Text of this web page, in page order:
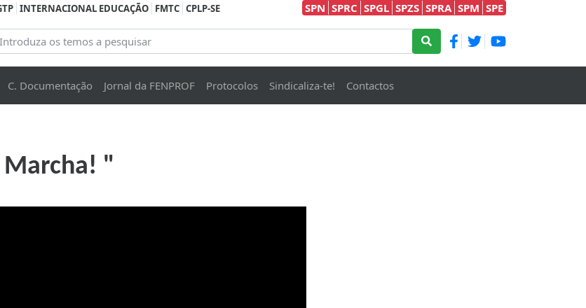
INTERNACIONAL EDUCAÇÃO FMTC CPLP-SE SPN SPRC SPGL SPZS SPRA SPM SPE
C. Documentação Jornal da FENPROF Protocolos Sindicaliza-te! Contactos
Marcha! "